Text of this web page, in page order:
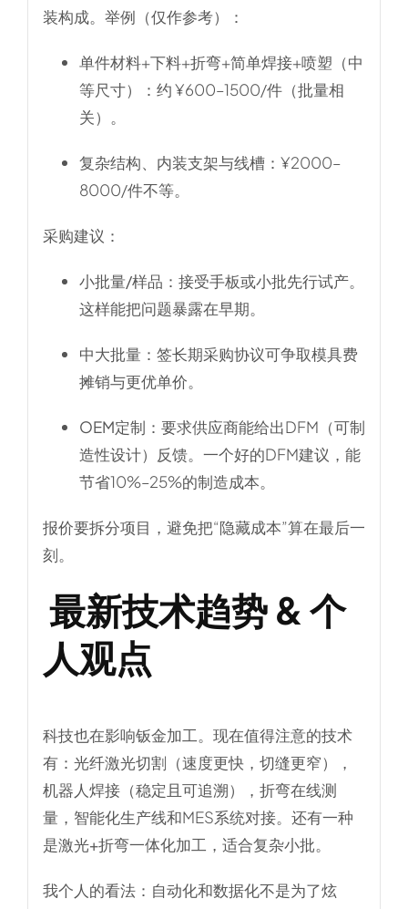
装构成。举例（仅作参考）：
单件材料+下料+折弯+简单焊接+喷塑（中
等尺寸）：约 ¥600–1500/件（批量相
关）。
复杂结构、内装支架与线槽：¥2000–
8000/件不等。
采购建议：
小批量/样品 ：接受手板或小批先行试产。
这样能把问题暴露在早期。
中大批量 ：签长期采购协议可争取模具费
摊销与更优单价。
OEM定制 ：要求供应商能给出DFM（可制
造性设计）反馈。一个好的DFM建议，能
节省10%–25%的制造成本。
报价要拆分项目，避免把“隐藏成本”算在最后一
刻。
最新技术趋势 & 个
人观点
科技也在影响钣金加工。现在值得注意的技术
有：光纤激光切割（速度更快，切缝更窄），
机器人焊接（稳定且可追溯），折弯在线测
量，智能化生产线和MES系统对接。还有一种
是激光+折弯一体化加工 ，适合复杂小批。
我个人的看法：自动化和数据化不是为了炫